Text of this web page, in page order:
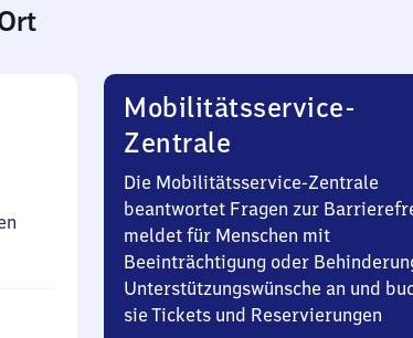
Mobilitätsservice-
Zentrale
Die Mobilitätsservice-Zentrale
beantwortet Fragen zur
meldet für Menschen mit
Beeinträchtigung oder
Unterstützungswünsche an und
sie Tickets und Reservierungen